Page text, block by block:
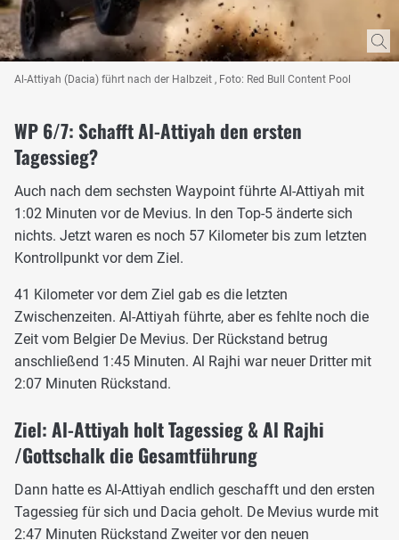
Al-Attiyah (Dacia) führt nach der Halbzeit , Foto: Red Bull Content Pool
WP 6/7: Schafft Al-Attiyah den ersten
Tagessieg?
Auch nach dem sechsten Waypoint führte Al-Attiyah mit
1:02 Minuten vor de Mevius. In den Top-5 änderte sich
nichts. Jetzt waren es noch 57 Kilometer bis zum letzten
Kontrollpunkt vor dem Ziel.
41 Kilometer vor dem Ziel gab es die letzten
Zwischenzeiten. Al-Attiyah führte, aber es fehlte noch die
Zeit vom Belgier De Mevius. Der Rückstand betrug
anschließend 1:45 Minuten. Al Rajhi war neuer Dritter mit
2:07 Minuten Rückstand.
Ziel: Al-Attiyah holt Tagessieg & Al Rajhi
/Gottschalk die Gesamtführung
Dann hatte es Al-Attiyah endlich geschafft und den ersten
Tagessieg für sich und Dacia geholt. De Mevius wurde mit
2:47 Minuten Rückstand Zweiter vor den neuen